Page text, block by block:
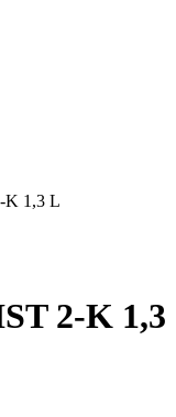
2-K 1,3